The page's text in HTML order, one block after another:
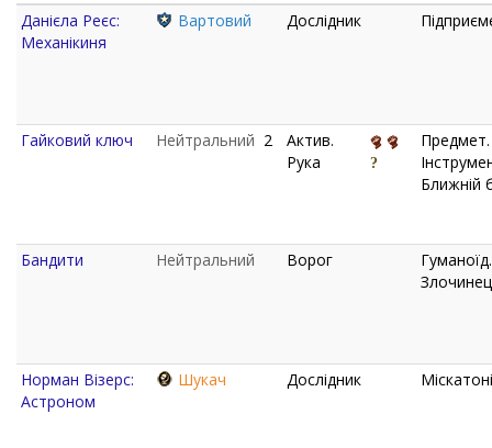
Данієла Реєс:
Механікиня
Вартовий Дослідник
Гайковий ключ Нейтральний 2
Актив.
Рука
Предмет.
Ближній
Бандити Нейтральний Ворог
Гуманоїд.
Норман Візерс:
Астроном
Шукач Дослідник